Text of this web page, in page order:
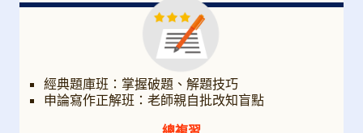
經典題庫班：掌握破題、解題技巧
申論寫作正解班：老師親自批改知盲點